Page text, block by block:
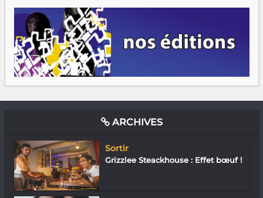
ARCHIVES
Sortir
Grizzlee Steackhouse : Effet bœuf !